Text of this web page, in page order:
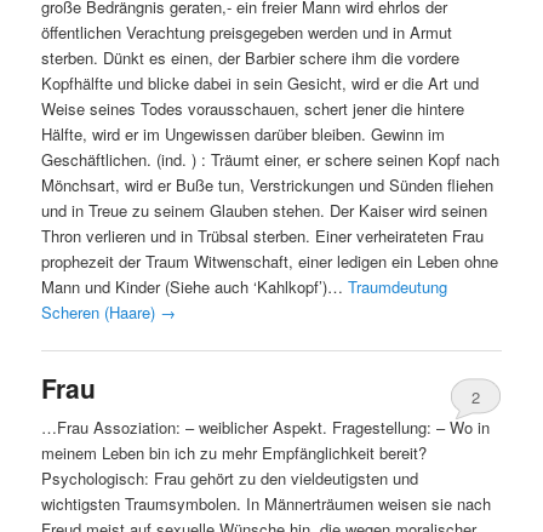
große Bedrängnis geraten,- ein freier Mann wird ehrlos der
öffentlichen Verachtung preisgegeben werden und in Armut
sterben. Dünkt es einen, der Barbier schere ihm die vordere
Kopfhälfte und blicke dabei in sein Gesicht, wird er die Art und
Weise seines Todes vorausschauen, schert jener die hintere
Hälfte, wird er im Ungewissen darüber bleiben. Gewinn im
Geschäftlichen. (ind. ) : Träumt einer, er schere seinen Kopf nach
Mönchsart, wird er Buße tun, Verstrickungen und Sünden fliehen
und in Treue zu seinem Glauben stehen. Der Kaiser wird seinen
Thron verlieren und in Trübsal sterben. Einer verheirateten Frau
prophezeit der Traum Witwenschaft, einer ledigen ein Leben ohne
Mann und Kinder (Siehe auch ‘Kahlkopf’)…Traumdeutung
Scheren (Haare) →
Frau
2
…Frau Assoziation: – weiblicher Aspekt. Fragestellung: – Wo in
meinem Leben bin ich zu mehr Empfänglichkeit bereit?
Psychologisch: Frau gehört zu den vieldeutigsten und
wichtigsten Traumsymbolen. In Männerträumen weisen sie nach